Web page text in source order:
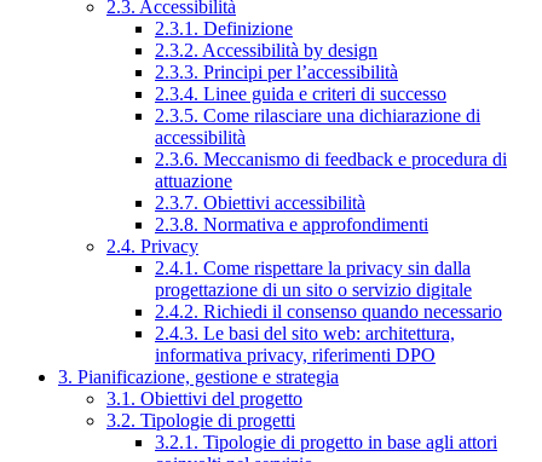
2.3. Accessibilità
2.3.1. Definizione
2.3.2. Accessibilità by design
2.3.3. Principi per l’accessibilità
2.3.4. Linee guida e criteri di successo
2.3.5. Come rilasciare una dichiarazione di
accessibilità
2.3.6. Meccanismo di feedback e procedura di
attuazione
2.3.7. Obiettivi accessibilità
2.3.8. Normativa e approfondimenti
2.4. Privacy
2.4.1. Come rispettare la privacy sin dalla
progettazione di un sito o servizio digitale
2.4.2. Richiedi il consenso quando necessario
2.4.3. Le basi del sito web: architettura,
informativa privacy, riferimenti DPO
3. Pianificazione, gestione e strategia
3.1. Obiettivi del progetto
3.2. Tipologie di progetti
3.2.1. Tipologie di progetto in base agli attori